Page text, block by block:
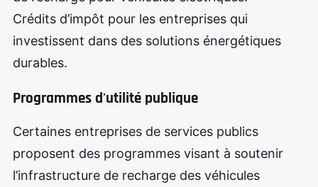
Crédits d’impôt pour les entreprises qui
investissent dans des solutions énergétiques
durables.
Programmes d'utilité publique
Certaines entreprises de services publics
proposent des programmes visant à soutenir
l’infrastructure de recharge des véhicules